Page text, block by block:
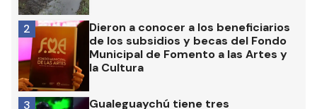
Dieron a conocer a los beneficiarios
de los subsidios y becas del Fondo
Municipal de Fomento a las Artes y
la Cultura
2
Gualeguaychú tiene tres
3